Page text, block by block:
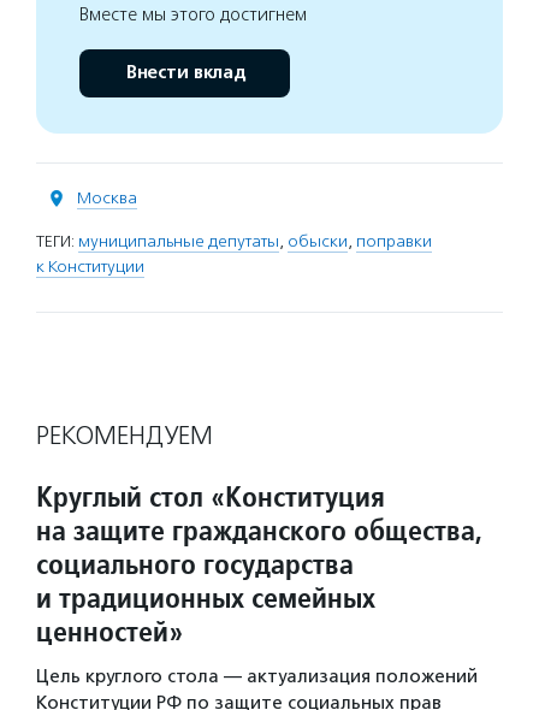
Вместе мы этого достигнем
Внести вклад
Москва
ТЕГИ: муниципальные депутаты, обыски, поправки
к Конституции
РЕКОМЕНДУЕМ
Круглый стол «Конституция
на защите гражданского общества,
социального государства
и традиционных семейных
ценностей»
Цель круглого стола — актуализация положений
Конституции РФ по защите социальных прав